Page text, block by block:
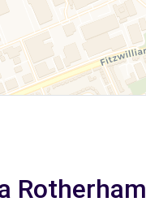
Rotherham